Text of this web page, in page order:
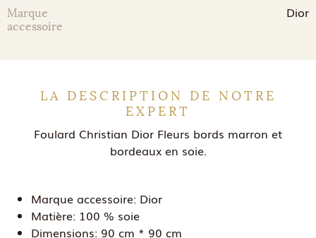
Marque
accessoire
Dior
LA DESCRIPTION DE NOTRE
EXPERT
Foulard Christian Dior Fleurs bords marron et
bordeaux en soie.
Marque accessoire: Dior
Matière: 100 % soie
Dimensions: 90 cm * 90 cm